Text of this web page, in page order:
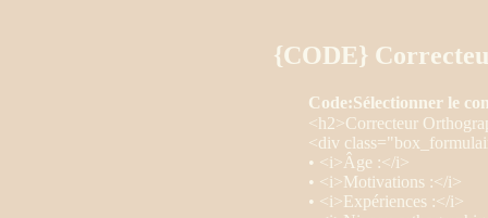
{CODE}
Code:Sélectionner le
<h2>Correcteur
<div
• <i>Âge :</i>
• <i>Motivations :</i>
• <i>Expériences :</i>